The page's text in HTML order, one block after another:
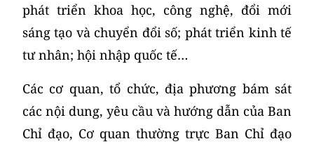
phát triển khoa học, công nghệ, đổi mới
sáng tạo và chuyển đổi số; phát triển kinh tế
tư nhân; hội nhập quốc tế…
Các cơ quan, tổ chức, địa phương bám sát
các nội dung, yêu cầu và hướng dẫn của Ban
Chỉ đạo, Cơ quan thường trực Ban Chỉ đạo